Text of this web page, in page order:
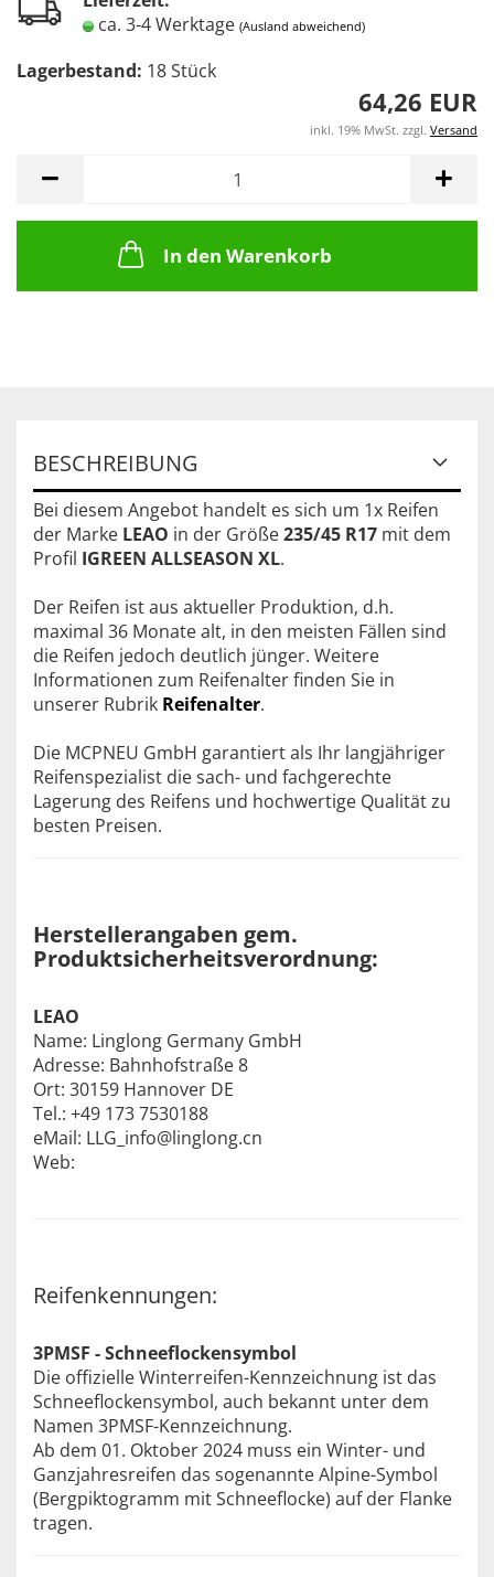
ca. 3-4 Werktage (Ausland abweichend)
Lagerbestand: 18Stück
64,26 EUR
inkl. 19% MwSt. zzgl. Versand
In den Warenkorb
BESCHREIBUNG
Bei diesem Angebot handelt es sich um 1x Reifen
der Marke LEAO in der Größe235/45 R17 mit dem
Profil IGREEN ALLSEASON XL.
Der Reifen ist aus aktueller Produktion, d.h.
maximal 36 Monate alt, in den meisten Fällen sind
die Reifen jedoch deutlich jünger. Weitere
Informationen zum Reifenalter finden Sie in
unserer Rubrik Reifenalter.
Die MCPNEU GmbH garantiert als Ihr langjähriger
Reifenspezialist die sach- und fachgerechte
Lagerung des Reifens und hochwertige Qualität zu
besten Preisen.
Herstellerangaben gem.
Produktsicherheitsverordnung:
LEAO
Name: Linglong Germany GmbH
Adresse: Bahnhofstraße 8
Ort: 30159 Hannover DE
Tel.: +49 173 7530188
eMail: LLG_info@linglong.cn
Web:
Reifenkennungen:
3PMSF - Schneeflockensymbol
Die offizielle Winterreifen-Kennzeichnung ist das
Schneeflockensymbol, auch bekannt unter dem
Namen 3PMSF-Kennzeichnung.
Ab dem 01. Oktober 2024 muss ein Winter- und
Ganzjahresreifen das sogenannte Alpine-Symbol
(Bergpiktogramm mit Schneeflocke) auf der Flanke
tragen.